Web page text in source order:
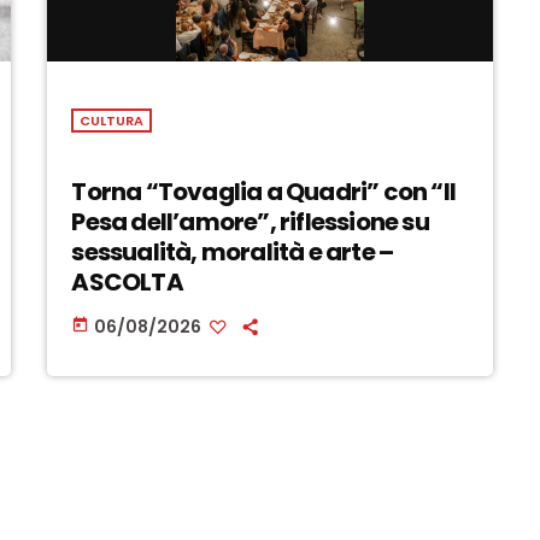
CULTURA
Torna “Tovaglia a Quadri” con “Il
Pesa dell’amore”, riflessione su
sessualità, moralità e arte –
ASCOLTA
today 06/08/2026